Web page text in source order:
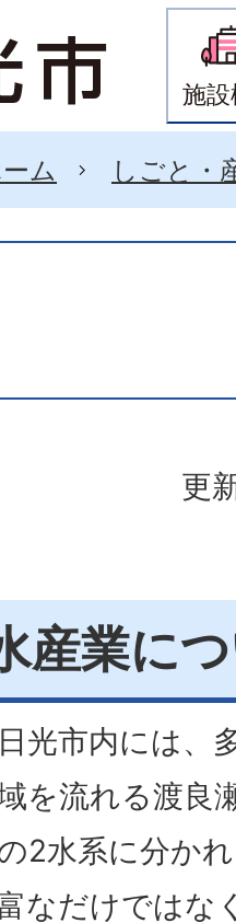
施
ム しごと・
更
産業に
光市内には、
を流れる渡良
2水系に分か
なだけではな